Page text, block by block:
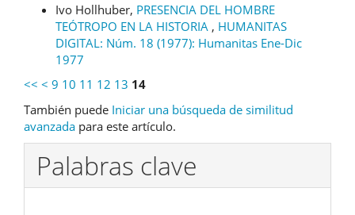
Ivo Hollhuber, PRESENCIA DEL HOMBRE
TEÓTROPO EN LA HISTORIA , HUMANITAS
DIGITAL: Núm. 18 (1977): Humanitas Ene-Dic
1977
<< < 9 10 11 12 13 14
También puede Iniciar una búsqueda de similitud
avanzada para este artículo.
Palabras clave